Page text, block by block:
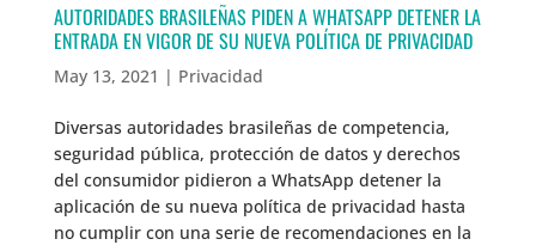
AUTORIDADES BRASILEÑAS PIDEN A WHATSAPP DETENER LA
ENTRADA EN VIGOR DE SU NUEVA POLÍTICA DE PRIVACIDAD
May 13, 2021 | Privacidad
Diversas autoridades brasileñas de competencia,
seguridad pública, protección de datos y derechos
del consumidor pidieron a WhatsApp detener la
aplicación de su nueva política de privacidad hasta
no cumplir con una serie de recomendaciones en la